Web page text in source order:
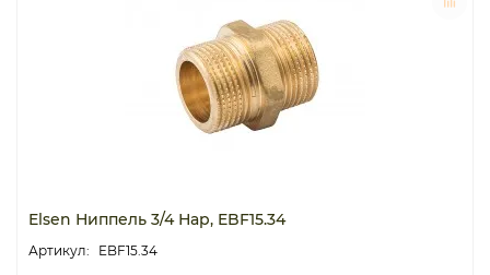
Elsen Ниппель 3/4 Нар, EBF15.34
EBF15.34